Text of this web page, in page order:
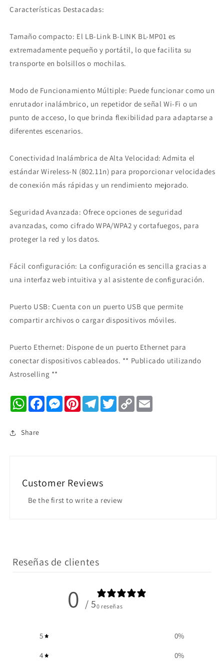
Características Destacadas:
Tamaño compacto: El LB-Link B-LINK BL-MP01 es
extremadamente pequeño y portátil, lo que facilita su
transporte en bolsillos o mochilas.
Modo de Funcionamiento Múltiple: Puede funcionar como un
enrutador inalámbrico, un repetidor de señal Wi-Fi o un
punto de acceso, lo que brinda flexibilidad para adaptarse a
diferentes escenarios.
Conectividad Inalámbrica de Alta Velocidad: Admita el
estándar Wireless-N (802.11n) para proporcionar velocidades
de conexión más rápidas y un rendimiento mejorado.
Seguridad Avanzada: Ofrece opciones de seguridad
avanzadas, como cifrado WPA/WPA2 y cortafuegos, para
proteger la red y los datos.
Fácil configuración: La configuración es sencilla gracias a
una interfaz web intuitiva y al asistente de configuración.
Puerto USB: Cuenta con un puerto USB que permite
compartir archivos o cargar dispositivos móviles.
Puerto Ethernet: Dispone de un puerto Ethernet para
conectar dispositivos cableados. ** Publicado utilizando
Astroselling **
WhatsAppFacebookMessenger
PinterestTelegramTwitterCopy
Link
Share
Customer Reviews
Be the first to write a review
Reseñas de clientes
0 / 50 reseñas
5 0%
4 0%